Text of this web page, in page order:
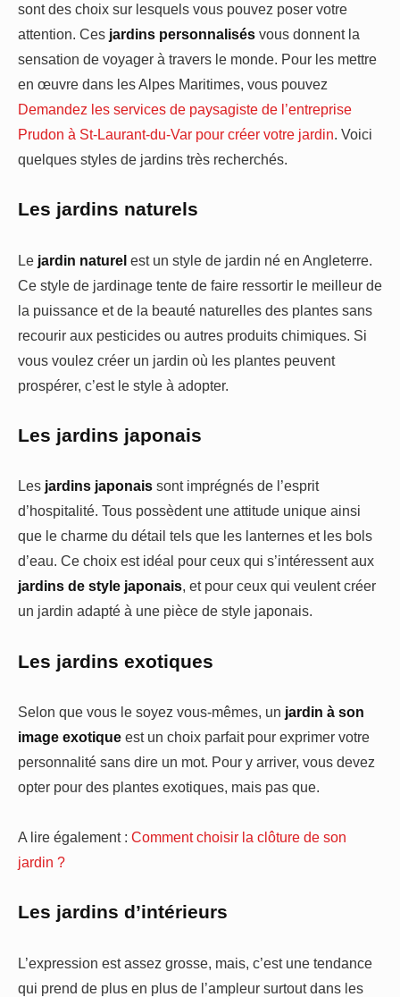
sont des choix sur lesquels vous pouvez poser votre
attention. Ces jardins personnalisés vous donnent la
sensation de voyager à travers le monde. Pour les mettre
en œuvre dans les Alpes Maritimes, vous pouvez
Demandez les services de paysagiste de l’entreprise
Prudon à St-Laurant-du-Var pour créer votre jardin. Voici
quelques styles de jardins très recherchés.
Les jardins naturels
Le jardin naturel est un style de jardin né en Angleterre.
Ce style de jardinage tente de faire ressortir le meilleur de
la puissance et de la beauté naturelles des plantes sans
recourir aux pesticides ou autres produits chimiques. Si
vous voulez créer un jardin où les plantes peuvent
prospérer, c’est le style à adopter.
Les jardins japonais
Les jardins japonais sont imprégnés de l’esprit
d’hospitalité. Tous possèdent une attitude unique ainsi
que le charme du détail tels que les lanternes et les bols
d’eau. Ce choix est idéal pour ceux qui s’intéressent aux
jardins de style japonais, et pour ceux qui veulent créer
un jardin adapté à une pièce de style japonais.
Les jardins exotiques
Selon que vous le soyez vous-mêmes, un jardin à son
image exotique est un choix parfait pour exprimer votre
personnalité sans dire un mot. Pour y arriver, vous devez
opter pour des plantes exotiques, mais pas que.
A lire également : Comment choisir la clôture de son
jardin ?
Les jardins d’intérieurs
L’expression est assez grosse, mais, c’est une tendance
qui prend de plus en plus de l’ampleur surtout dans les